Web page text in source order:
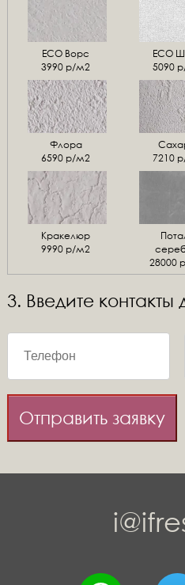
ЕСО Ворс
3990 р/м2
ЕСО
5090
Флора
6590 р/м2
7210
Кракелюр
9990 р/м2
28000
3. Введите контакты
Отправить заявку